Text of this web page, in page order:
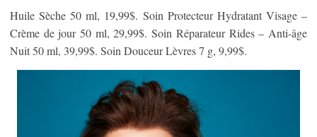
Huile Sèche 50 ml, 19,99$. Soin Protecteur Hydratant Visage –
Crème de jour 50 ml, 29,99$. Soin Réparateur Rides – Anti-âge
Nuit 50 ml, 39,99$. Soin Douceur Lèvres 7 g, 9,99$.